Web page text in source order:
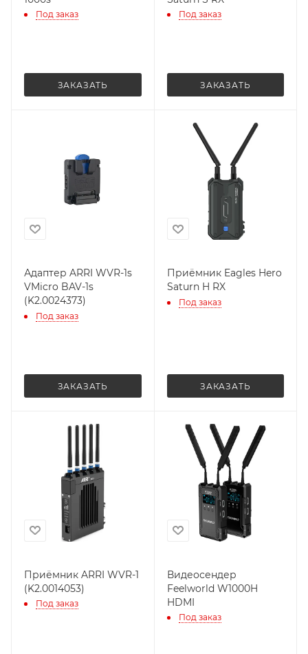
Под заказ
ЗАКАЗАТЬ
Под заказ
ЗАКАЗАТЬ
Адаптер ARRI WVR-1s
VMicro BAV-1s
(K2.0024373)
Под заказ
ЗАКАЗАТЬ
Приёмник Eagles Hero
Saturn H RX
Под заказ
ЗАКАЗАТЬ
Приёмник ARRI WVR-1
(K2.0014053)
Под заказ
Видеосендер
Feelworld W1000H
HDMI
Под заказ